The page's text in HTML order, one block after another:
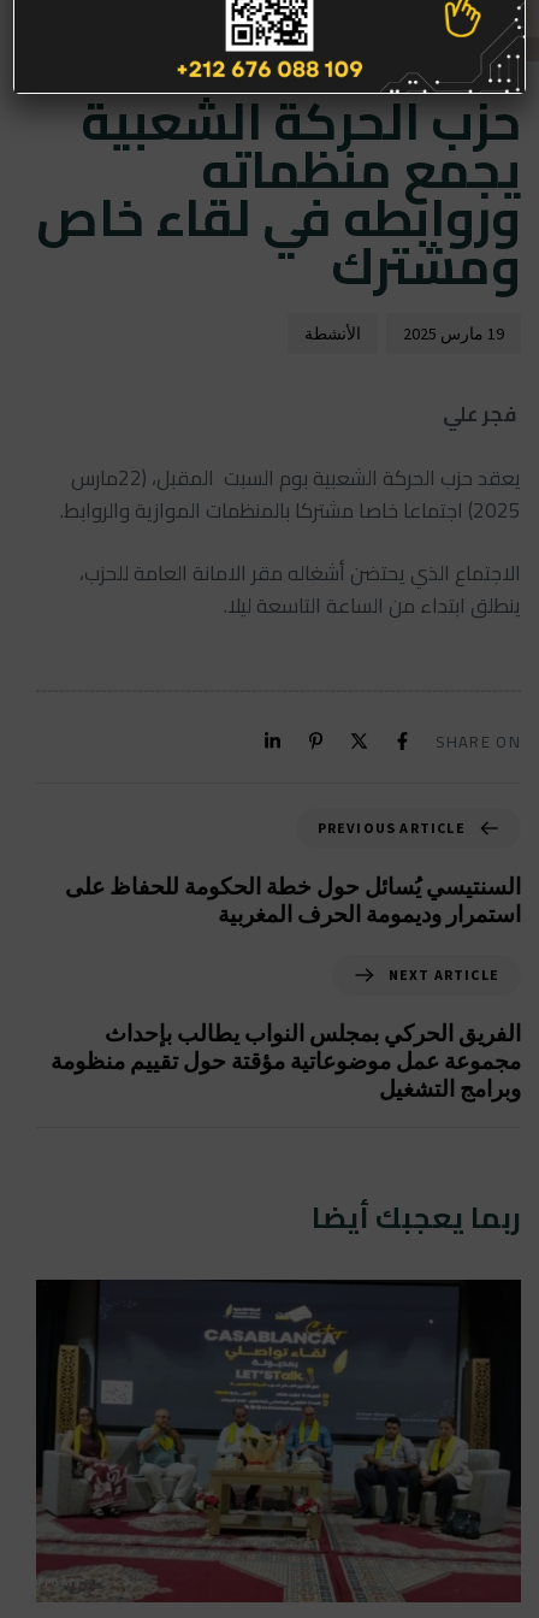
حزب الحركة الشعبية
يجمع منظماته
وروابطه في لقاء خاص
ومشترك
19 مارس 2025 الأنشطة
فجر علي
يعقد حزب الحركة الشعبية بوم السبت المقبل، (22مارس
2025) اجتماعا خاصا مشتركا بالمنظمات الموازية والروابط.
الاجتماع الذي يحتضن أشغاله مقر الامانة العامة للحزب،
ينطلق ابتداء من الساعة التاسعة ليلا.
SHARE ON
PREVIOUS ARTICLE
السنتيسي يُسائل حول خطة الحكومة للحفاظ على
استمرار وديمومة الحرف المغربية
NEXT ARTICLE
الفريق الحركي بمجلس النواب يطالب بإحداث
مجموعة عمل موضوعاتية مؤقتة حول تقييم منظومة
وبرامج التشغيل
ربما يعجبك أيضا